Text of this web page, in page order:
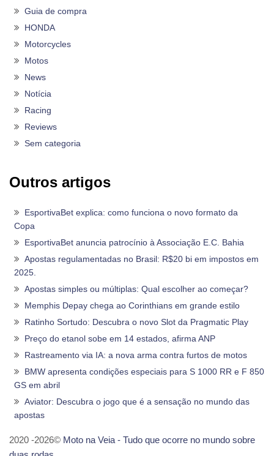
Guia de compra
HONDA
Motorcycles
Motos
News
Notícia
Racing
Reviews
Sem categoria
Outros artigos
EsportivaBet explica: como funciona o novo formato da
Copa
EsportivaBet anuncia patrocínio à Associação E.C. Bahia
Apostas regulamentadas no Brasil: R$20 bi em impostos em
2025.
Apostas simples ou múltiplas: Qual escolher ao começar?
Memphis Depay chega ao Corinthians em grande estilo
Ratinho Sortudo: Descubra o novo Slot da Pragmatic Play
Preço do etanol sobe em 14 estados, afirma ANP
Rastreamento via IA: a nova arma contra furtos de motos
BMW apresenta condições especiais para S 1000 RR e F 850
GS em abril
Aviator: Descubra o jogo que é a sensação no mundo das
apostas
2020 -2026© Moto na Veia - Tudo que ocorre no mundo sobre